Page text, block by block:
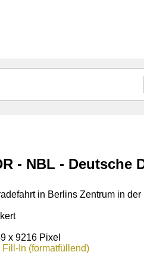
- NBL - Deutsche
in Berlins Zentrum in der
x 9216 Pixel
In (formatfüllend)